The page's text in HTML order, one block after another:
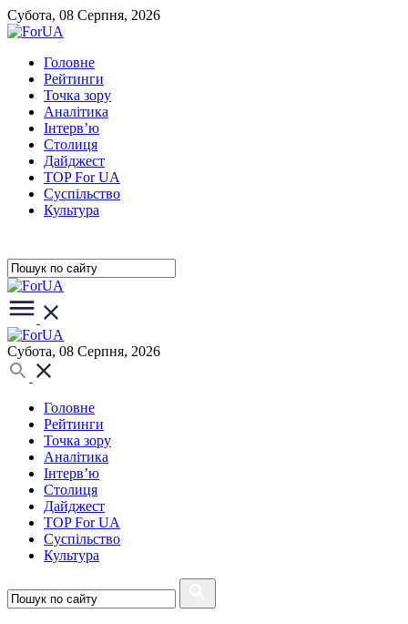
Субота, 08 Серпня, 2026
Головне
Рейтинги
Точка зору
Аналітика
Інтерв’ю
Столиця
Дайджест
TOP For UA
Суспiльство
Культура
Субота, 08 Серпня, 2026
Головне
Рейтинги
Точка зору
Аналітика
Інтерв’ю
Столиця
Дайджест
TOP For UA
Суспiльство
Культура